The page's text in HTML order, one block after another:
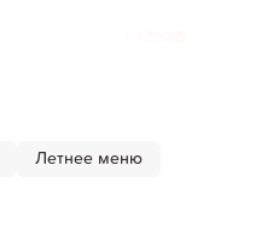
Летнее меню